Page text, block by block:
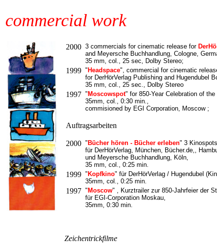
commercial work
2000 3 commercials for cinematic release for
and Meyersche Buchhandlung, Cologne,
35 mm, col., 25 sec, Dolby Stereo;
1999 " Headspace", commercial for cinematic
for DerHörVerlag Publishing and Hugendubel
35 mm, col., 25 sec., Dolby Stereo
1997 " Moscowspot" for 850-Year Celebration of
35mm, col., 0:30 min.,
commisioned by EGI Corporation, Moscow ;
Auftragsarbeiten
2000 " Bücher hören - Bücher erleben" 3 Kinospots
für DerHörVerlag, München, Bücher.de,,
und Meyersche Buchhandlung, Köln,
35 mm, col., 0:25 min.
1999 " Kopfkino" für DerHörVerlag / Hugendubel
35mm, col., 0:25 min.
1997 " Moscow" , Kurztrailer zur 850-Jahrfeier der
für EGI-Corporation Moskau,
35mm, 0:30 min.
Zeichentrickfilme